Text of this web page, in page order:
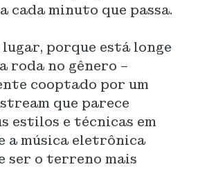
cada minuto que passa.
porque está longe
roda no gênero –
cooptado por um
que parece
estilos e técnicas em
a música eletrônica
ser o terreno mais